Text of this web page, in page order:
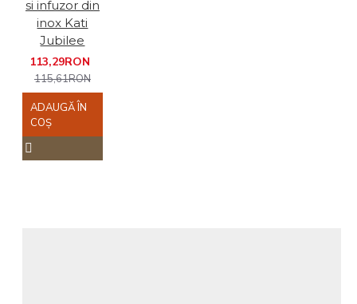
si infuzor din
inox Kati
Jubilee
113,29RON
115,61RON
ADAUGĂ ÎN
COŞ